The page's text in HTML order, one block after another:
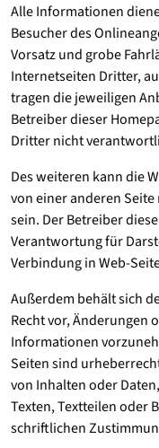
Alle Informationen
Besucher des
Vorsatz und grobe
Internetseiten Dritter,
tragen die jeweiligen
Betreiber dieser
Dritter nicht
Des weiteren kann die
von einer anderen
sein. Der Betreiber
Verantwortung für
Verbindung in Web-
Außerdem behält sich
Recht vor, Änderungen
Informationen
Seiten sind
von Inhalten oder
Texten, Textteilen oder
schriftlichen